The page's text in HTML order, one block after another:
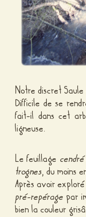
Notre discret
Difficile de se
fait-il dans cet
ligneuse.
Le feuillage cendré
trognes, du moins
Après avoir
pré-repérage par
bien la couleur